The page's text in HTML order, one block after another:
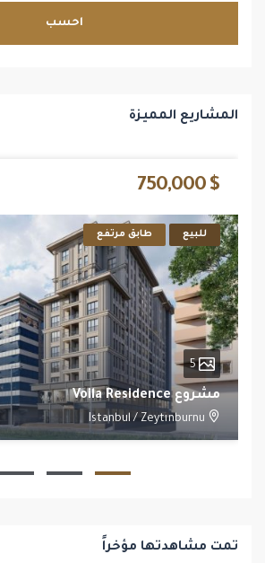
احسب
المشاريع المميزة
$ 750,000
للبيع طابق مرتفع
5
مشروع Voila Residence
Istanbul / Zeytınburnu
تمت مشاهدتها مؤخراً